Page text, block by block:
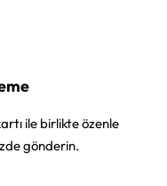
ile birlikte özenle
gönderin.